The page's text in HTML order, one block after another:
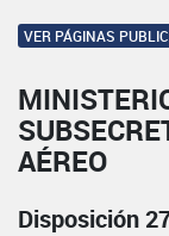
VER PÁGINAS
AÉREO
Disposición